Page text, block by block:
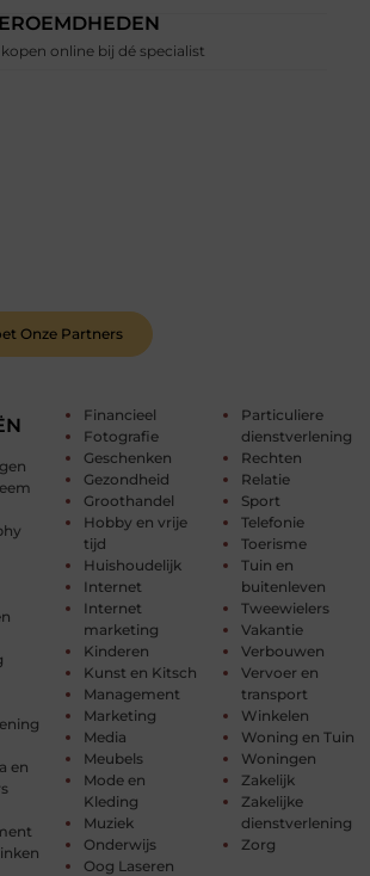
en
Financieel
Fotografie
Geschenken
Gezondheid
Groothandel
Hobby en vrije
tijd
Huishoudelijk
Internet
Internet
marketing
Kinderen
Kunst en Kitsch
Management
Marketing
Media
Meubels
Mode en
Kleding
Muziek
Onderwijs
Oog Laseren
Particuliere
dienstverlening
Rechten
Relatie
Sport
Telefonie
Toerisme
Tuin en
buitenleven
Tweewielers
Vakantie
Verbouwen
Vervoer en
transport
Winkelen
Woning en Tuin
Woningen
Zakelijk
Zakelijke
dienstverlening
Zorg
online bij dé specialist
Onze Partners